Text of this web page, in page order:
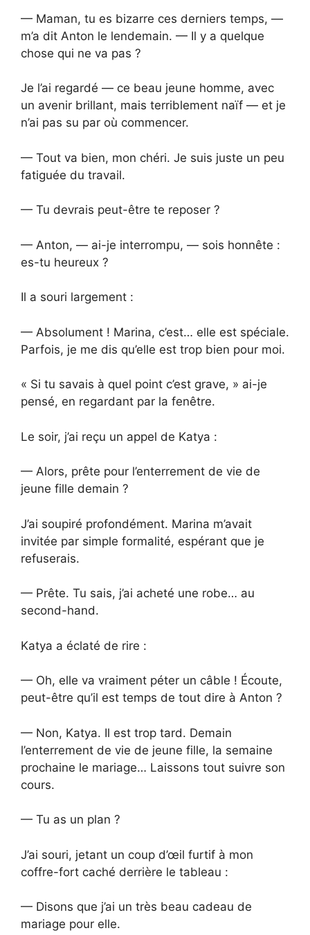
— Maman, tu es bizarre ces derniers temps, —
m’a dit Anton le lendemain. — Il y a quelque
chose qui ne va pas ?
Je l’ai regardé — ce beau jeune homme, avec
un avenir brillant, mais terriblement naïf — et je
n’ai pas su par où commencer.
— Tout va bien, mon chéri. Je suis juste un peu
fatiguée du travail.
— Tu devrais peut-être te reposer ?
— Anton, — ai-je interrompu, — sois honnête :
es-tu heureux ?
Il a souri largement :
— Absolument ! Marina, c’est… elle est spéciale.
Parfois, je me dis qu’elle est trop bien pour moi.
« Si tu savais à quel point c’est grave, » ai-je
pensé, en regardant par la fenêtre.
Le soir, j’ai reçu un appel de Katya :
— Alors, prête pour l’enterrement de vie de
jeune fille demain ?
J’ai soupiré profondément. Marina m’avait
invitée par simple formalité, espérant que je
refuserais.
— Prête. Tu sais, j’ai acheté une robe… au
second-hand.
Katya a éclaté de rire :
— Oh, elle va vraiment péter un câble ! Écoute,
peut-être qu’il est temps de tout dire à Anton ?
— Non, Katya. Il est trop tard. Demain
l’enterrement de vie de jeune fille, la semaine
prochaine le mariage… Laissons tout suivre son
cours.
— Tu as un plan ?
J’ai souri, jetant un coup d’œil furtif à mon
coffre-fort caché derrière le tableau :
— Disons que j’ai un très beau cadeau de
mariage pour elle.